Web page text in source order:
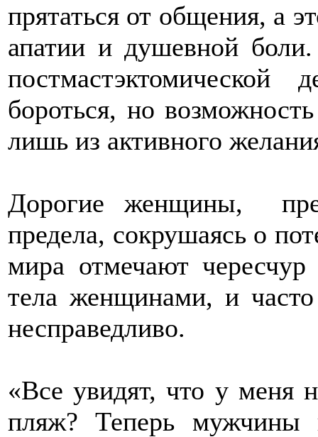
прятаться от общения, а
апатии и душевной
бороться, но
лишь из активного
Дорогие женщины,
предела, сокрушаясь о
мира отмечают
тела женщинами, и
несправедливо.
«Все увидят, что у меня
пляж? Теперь мужчины